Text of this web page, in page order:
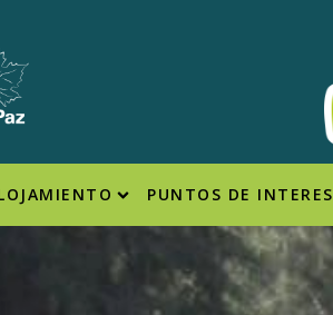
PUNTOS DE INTERES